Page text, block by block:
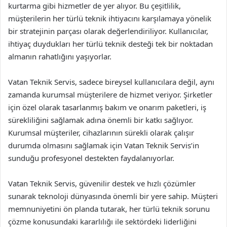
kurtarma gibi hizmetler de yer alıyor. Bu çeşitlilik,
müşterilerin her türlü teknik ihtiyacını karşılamaya yönelik
bir stratejinin parçası olarak değerlendiriliyor. Kullanıcılar,
ihtiyaç duydukları her türlü teknik desteği tek bir noktadan
almanın rahatlığını yaşıyorlar.
Vatan Teknik Servis, sadece bireysel kullanıcılara değil, aynı
zamanda kurumsal müşterilere de hizmet veriyor. Şirketler
için özel olarak tasarlanmış bakım ve onarım paketleri, iş
sürekliliğini sağlamak adına önemli bir katkı sağlıyor.
Kurumsal müşteriler, cihazlarının sürekli olarak çalışır
durumda olmasını sağlamak için Vatan Teknik Servis’in
sunduğu profesyonel destekten faydalanıyorlar.
Vatan Teknik Servis, güvenilir destek ve hızlı çözümler
sunarak teknoloji dünyasında önemli bir yere sahip. Müşteri
memnuniyetini ön planda tutarak, her türlü teknik sorunu
çözme konusundaki kararlılığı ile sektördeki liderliğini